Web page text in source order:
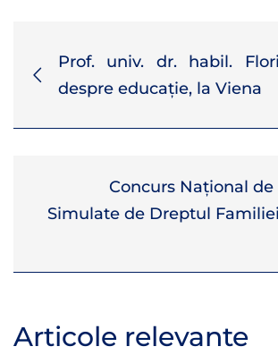
Prof. univ. dr. habil.
despre educație, la Viena
Concurs Național de
Simulate de Dreptul
Articole relevante